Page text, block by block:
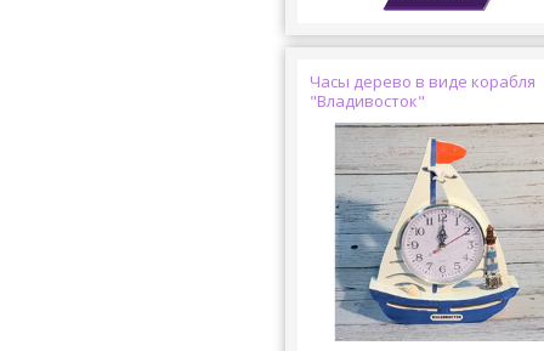
Часы дерево в виде корабля
"Владивосток"